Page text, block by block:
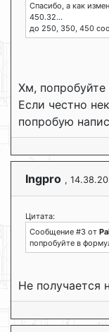
Спасибо, а как
450.32...
до 250, 350, 450
Хм,
Если честно
попробую
Ingpro ,
Цитата:
Сообщение #3 от
попробуйте в
Не получается